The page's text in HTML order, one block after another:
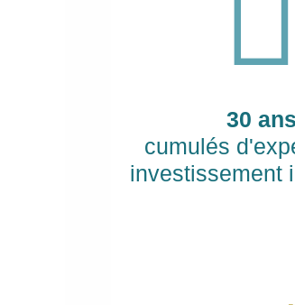
30 ans
cumulés
investissement